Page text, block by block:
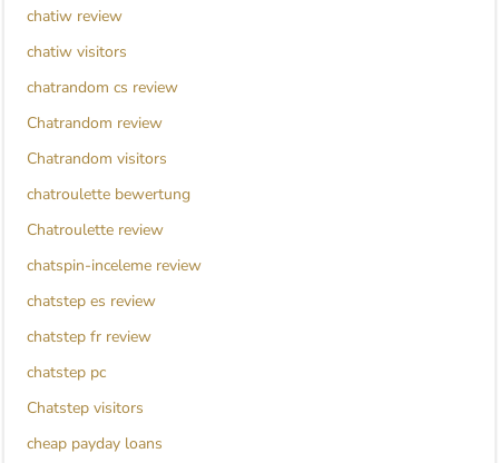
chatiw review
chatiw visitors
chatrandom cs review
Chatrandom review
Chatrandom visitors
chatroulette bewertung
Chatroulette review
chatspin-inceleme review
chatstep es review
chatstep fr review
chatstep pc
Chatstep visitors
cheap payday loans